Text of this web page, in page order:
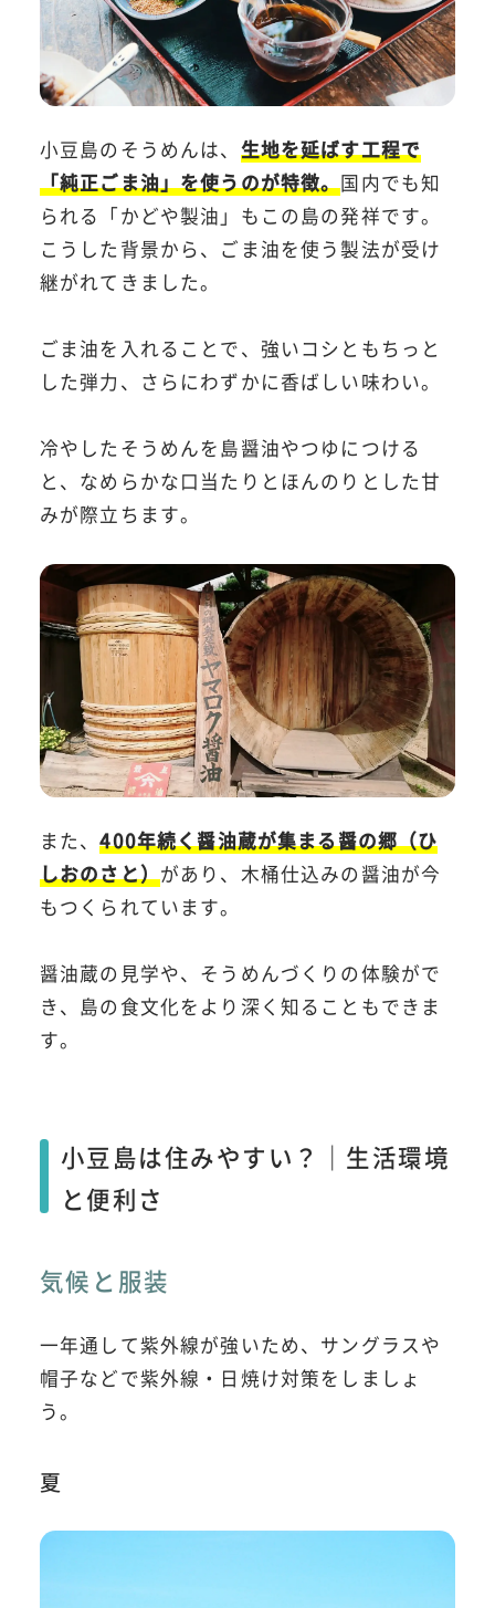
小豆島のそうめんは、 生地を延ばす工程で
「純正ごま油」を使うのが特徴。国内でも知
られる「かどや製油」もこの島の発祥です。
こうした背景から、ごま油を使う製法が受け
継がれてきました。
ごま油を入れることで、強いコシともちっと
した弾力、さらにわずかに香ばしい味わい。
冷やしたそうめんを島醤油やつゆにつける
と、なめらかな口当たりとほんのりとした甘
みが際立ちます。
また、400年続く醤油蔵が集まる醤の郷（ひ
しおのさと）があり、木桶仕込みの醤油が今
もつくられています。
醤油蔵の見学や、そうめんづくりの体験がで
き、島の食文化をより深く知ることもできま
す。
小豆島は住みやすい？｜生活環境
と便利さ
気候と服装
一年通して紫外線が強いため、サングラスや
帽子などで紫外線・日焼け対策をしましょ
う。
夏